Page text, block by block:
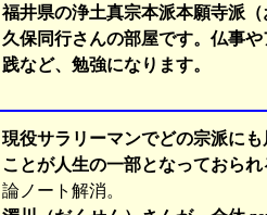
福井県の浄土真宗本派本願寺派
久保同行さんの部屋です。仏事
践など、勉強になります。
現役サラリーマンでどの宗派に
ことが人生の一部となっておられ
論ノート解消。